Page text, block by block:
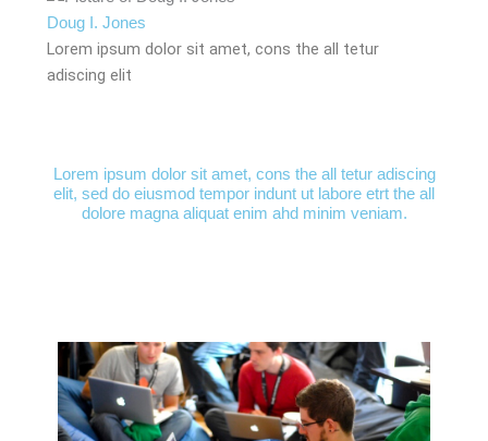
Doug I. Jones
Lorem ipsum dolor sit amet, cons the all tetur
adiscing elit
Lorem ipsum dolor sit amet, cons the all tetur adiscing
elit, sed do eiusmod tempor indunt ut labore etrt the all
dolore magna aliquat enim ahd minim veniam.